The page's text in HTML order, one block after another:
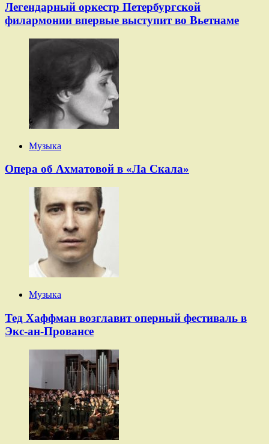
Легендарный оркестр Петербургской
филармонии впервые выступит во Вьетнаме
Музыка
Опера об Ахматовой в «Ла Скала»
Музыка
Тед Хаффман возглавит оперный фестиваль в
Экс-ан-Провансе